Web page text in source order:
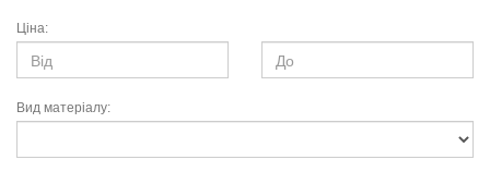
Ціна:
Вид матеріалу: